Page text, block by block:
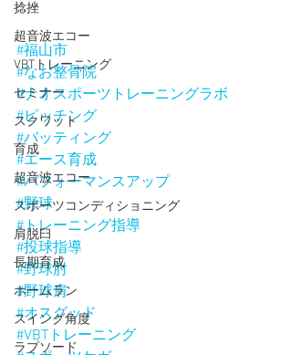
捻挫
超音波エコー
VBTトレーニング
セミナー
スクワット
育成
超音波エコー
スポーツコンディショニング
肩脱臼
長期育成
ホームラン
スイング角度
ラプソード
#福山市
#なお整骨院
#ナオスポーツトレーニングラボ
#ピッチング
#バッティング
#エース育成
#パフォーマンスアップ
#野球
#トレーニング指導
#投球指導
#野球肘
#野球肩
#オスグッド
#VBTトレーニング